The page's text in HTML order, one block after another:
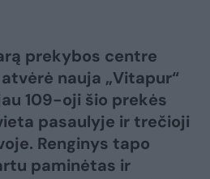
prekybos centre
nauja „Vitapur“
109-oji šio prekės
pasaulyje ir trečioji
Renginys tapo
paminėtas ir